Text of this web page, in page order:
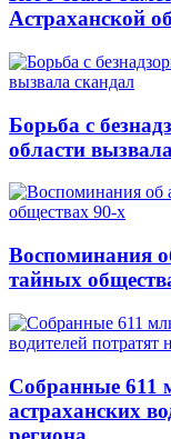
Астраханской
Борьба с
области
Воспоминания
тайных
Собранные 611
астраханских